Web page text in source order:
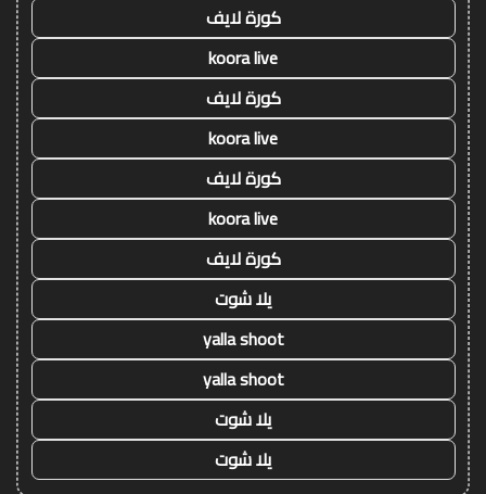
كورة لايف
koora live
كورة لايف
koora live
كورة لايف
koora live
كورة لايف
يلا شوت
yalla shoot
yalla shoot
يلا شوت
يلا شوت